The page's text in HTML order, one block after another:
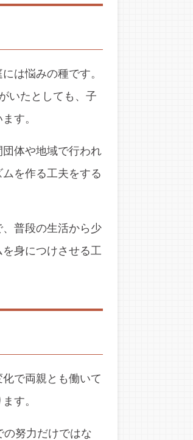
は悩みの種です。
いたとしても、子
す。
体や地域で行われ
を作る工夫をする
普段の生活から少
身につけさせる工
で両親とも働いて
す。
努力だけではな